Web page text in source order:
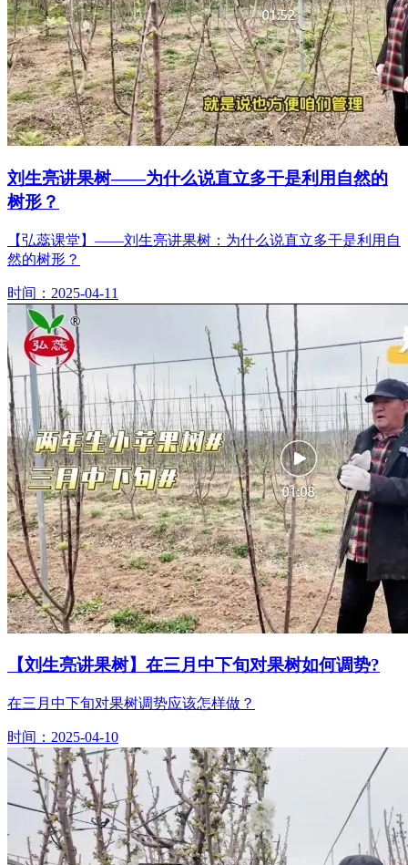
刘生亮讲果树——为什么说直立多干是利用自然的
树形？
【弘蕊课堂】——刘生亮讲果树：为什么说直立多干是利用自
然的树形？
时间：2025-04-11
【刘生亮讲果树】在三月中下旬对果树如何调势?
在三月中下旬对果树调势应该怎样做？
时间：2025-04-10